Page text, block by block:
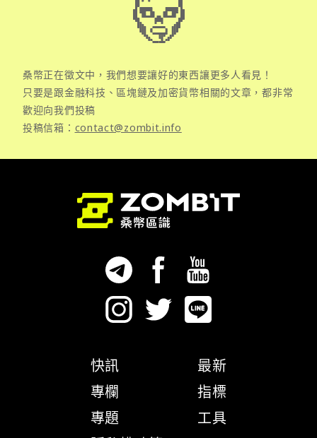
桑幣正在徵文中，我們想要讓好的東西讓更多人看見！
只要是跟金融科技、區塊鏈及加密貨幣相關的文章，都非常
歡迎向我們投稿
投稿信箱： contact@zombit.info
快訊
專欄
專題
最新
指標
工具